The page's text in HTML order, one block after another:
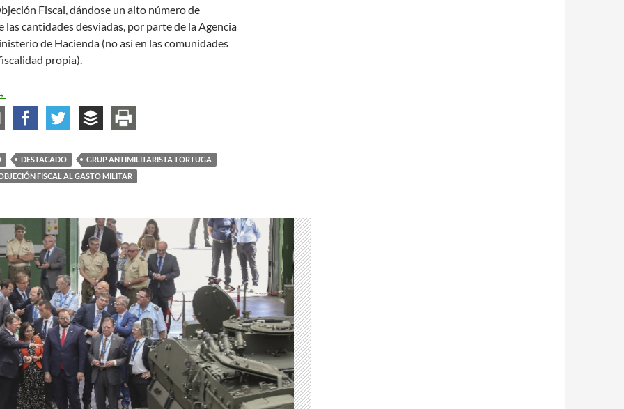
Fiscal, dándose un alto número de
las cantidades desviadas, por parte de la Agencia
de Hacienda (no así en las comunidades
propia).
de Objeción Fiscal al Gasto Militar 2026
DESTACADO
GRUP ANTIMILITARISTA TORTUGA
FISCAL AL GASTO MILITAR